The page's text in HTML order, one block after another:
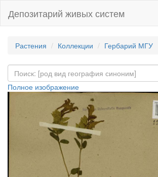
Депозитарий живых систем
Растения Коллекции Гербарий МГУ
Полное изображение